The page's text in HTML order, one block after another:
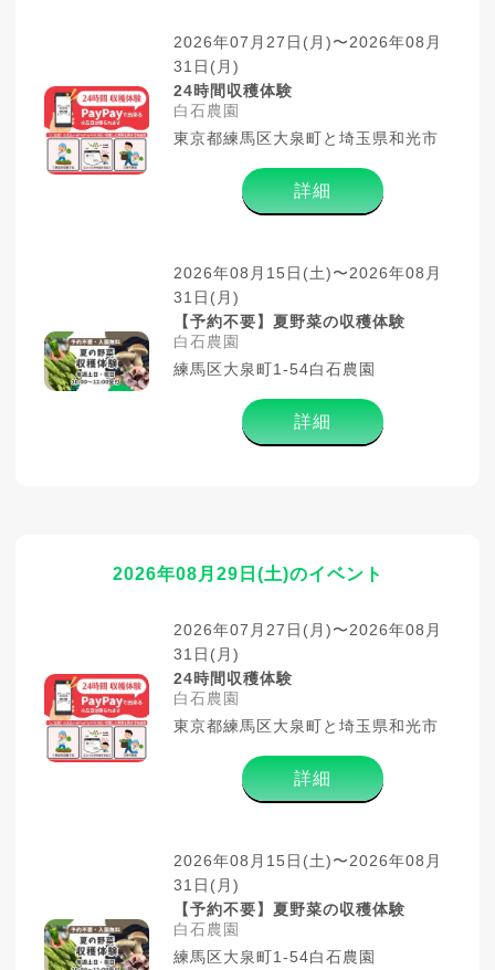
2026年07月27日(月)〜2026年08月
31日(月)
24時間収穫体験
白石農園
東京都練馬区大泉町と埼玉県和光市
詳細
2026年08月15日(土)〜2026年08月
31日(月)
【予約不要】夏野菜の収穫体験
白石農園
練馬区大泉町1-54白石農園
詳細
2026年08月29日(土)のイベント
2026年07月27日(月)〜2026年08月
31日(月)
24時間収穫体験
白石農園
東京都練馬区大泉町と埼玉県和光市
詳細
2026年08月15日(土)〜2026年08月
31日(月)
【予約不要】夏野菜の収穫体験
白石農園
練馬区大泉町1-54白石農園